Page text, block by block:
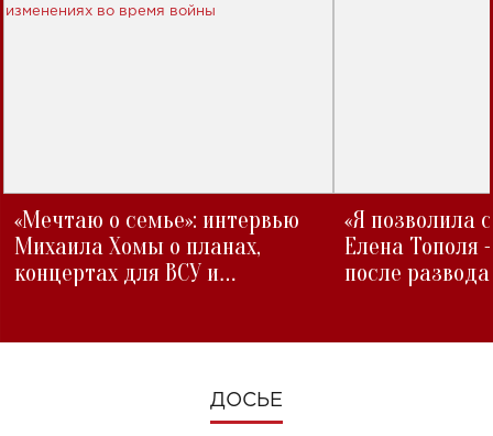
«Мечтаю о семье»: интервью
Михаила Хомы о планах,
концертах для ВСУ и
«Я позволила
Елена Тополя
после развода
ДОСЬЕ